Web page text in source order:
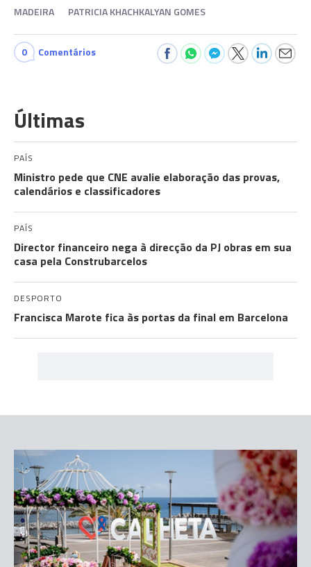
MADEIRA
PATRICIA KHACHKALYAN GOMES
0 Comentários
Últimas
PAÍS
Ministro pede que CNE avalie elaboração das provas,
calendários e classificadores
PAÍS
Director financeiro nega à direcção da PJ obras em sua
casa pela Construbarcelos
DESPORTO
Francisca Marote fica às portas da final em Barcelona